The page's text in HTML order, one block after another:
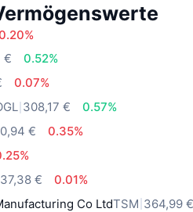
€
0.52%
0.07%
308,17 €
0.57%
€
0.35%
€
0.01%
Co LtdTSM 364,99